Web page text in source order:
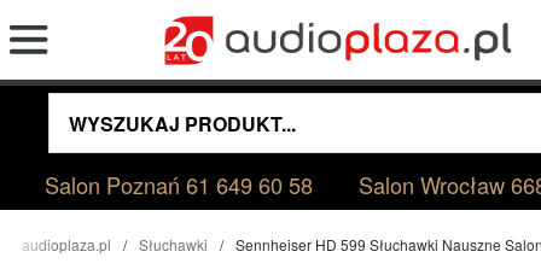
Salon Poznań61 649 60 58 Salon Wrocław
audioplaza.pl Słuchawki Sennheiser HD 599 Słuchawki Nauszne